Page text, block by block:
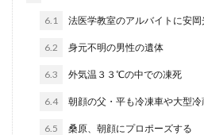
6.1 法医学教室のアルバイトに安岡
6.2 身元不明の男性の遺体
6.3 外気温３３℃の中での凍死
6.4 朝顔の父・平も冷凍車や大型
6.5 桑原、朝顔にプロポーズする